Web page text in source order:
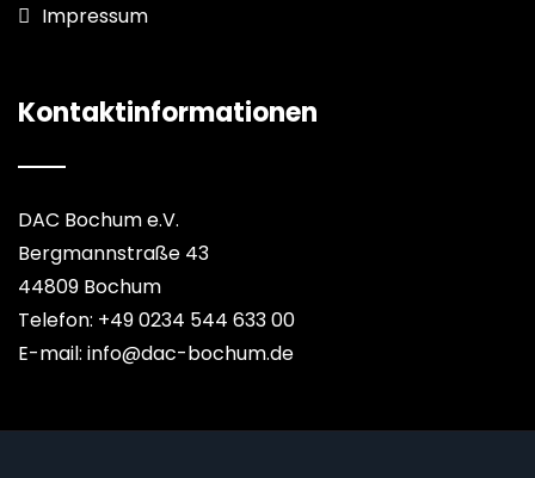
Impressum
Kontaktinformationen
DAC Bochum e.V.
Bergmannstraße 43
44809 Bochum
Telefon: +49 0234 544 633 00
E-mail: info@dac-bochum.de